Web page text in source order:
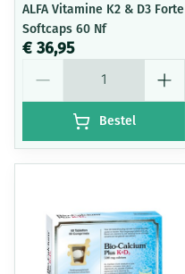
ALFA Vitamine K2 & D3 Forte
Softcaps 60 Nf
€ 36,95
Bestel